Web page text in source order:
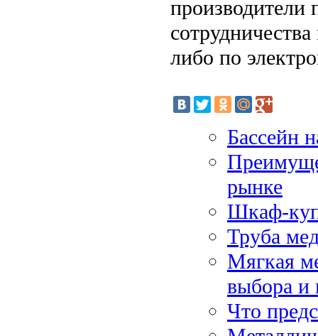
производители
либо по
Бассейн
рынке
Шкаф-
Труба
Мягкая
выбора и
Что